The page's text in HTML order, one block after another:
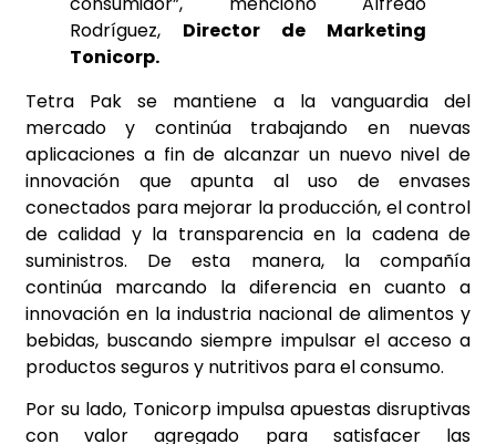
Rodríguez, Director de Marketing
Tonicorp.
Tetra Pak se mantiene a la vanguardia del
mercado y continúa trabajando en nuevas
aplicaciones a fin de alcanzar un nuevo nivel de
innovación que apunta al uso de envases
conectados para mejorar la producción, el control
de calidad y la transparencia en la cadena de
suministros. De esta manera, la compañía
continúa marcando la diferencia en cuanto a
innovación en la industria nacional de alimentos y
bebidas, buscando siempre impulsar el acceso a
productos seguros y nutritivos para el consumo.
Por su lado, Tonicorp impulsa apuestas disruptivas
con valor agregado para satisfacer las